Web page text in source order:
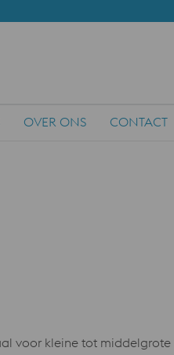
OVER ONS CONTACT
voor kleine tot middelgrote